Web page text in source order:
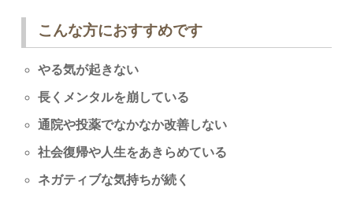
こんな方におすすめです
やる気が起きない
長くメンタルを崩している
通院や投薬でなかなか改善しない
社会復帰や人生をあきらめている
ネガティブな気持ちが続く